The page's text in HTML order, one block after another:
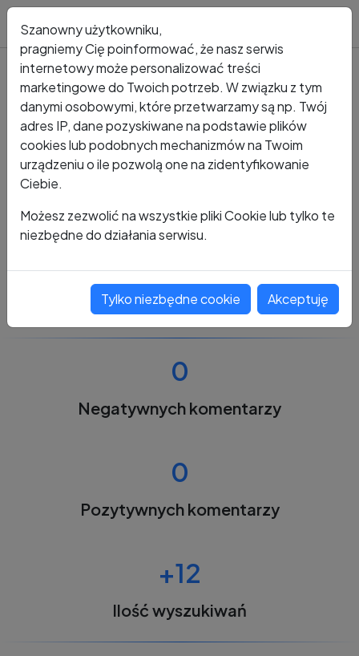
Kto dzwonił? Numer +48 785 246 161
+48 785 246 161
0
Negatywnych komentarzy
0
Pozytywnych komentarzy
+12
Ilość wyszukiwań
Szanowny użytkowniku,
pragniemy Cię poinformować, że nasz serwis
internetowy może personalizować treści
marketingowe do Twoich potrzeb. W związku z tym
danymi osobowymi, które przetwarzamy są np. Twój
adres IP, dane pozyskiwane na podstawie plików
cookies lub podobnych mechanizmów na Twoim
urządzeniu o ile pozwolą one na zidentyfikowanie
Ciebie.
Możesz zezwolić na wszystkie pliki Cookie lub tylko te
niezbędne do działania serwisu.
Tylko niezbędne cookie Akceptuję